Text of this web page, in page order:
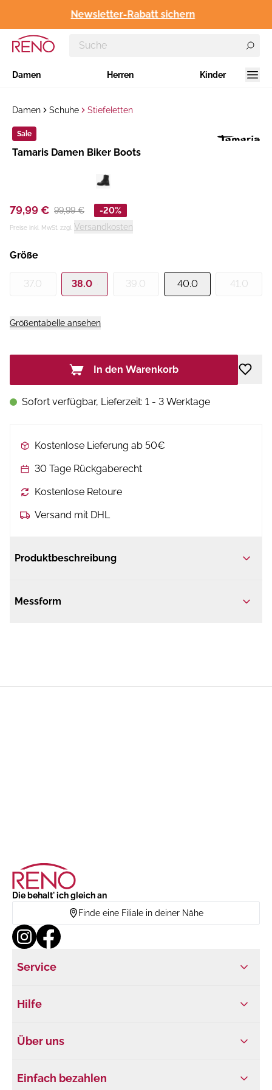
Newsletter-Rabatt sichern
Damen Herren Kinder
Damen Schuhe Stiefeletten
Sale
Hersteller
Tamaris Damen Biker Boots
79,99 € 99,99 € -20%
Preise inkl. MwSt. zzgl. Versandkosten
Größe
37.0 38.0 39.0 40.0 41.0
Größentabelle ansehen
In den Warenkorb
Sofort verfügbar, Lieferzeit: 1 - 3 Werktage
Kostenlose Lieferung ab 50€
30 Tage Rückgaberecht
Kostenlose Retoure
Versand mit DHL
Produktbeschreibung
Messform
Die behalt' ich gleich an
Finde eine Filiale in deiner Nähe
Service
Hilfe
Über uns
Einfach bezahlen